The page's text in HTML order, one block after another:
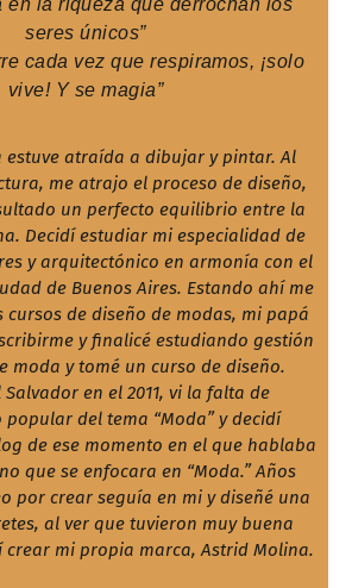
FacebookInstagram
SEARCH
AGAIN
en la riqueza que derrochan los
seres únicos”
cada vez que respiramos, ¡solo
vive! Y se magia”
estuve atraída a dibujar y pintar. Al
me atrajo el proceso de diseño,
un perfecto equilibrio entre la
Decidí estudiar mi especialidad de
y arquitectónico en armonía con el
de Buenos Aires. Estando ahí me
de diseño de modas, mi papá
y finalicé estudiando gestión
moda y tomé un curso de diseño.
Salvador en el 2011, vi la falta de
del tema “Moda” y decidí
de ese momento en el que hablaba
que se enfocara en “Moda.” Años
por crear seguía en mi y diseñé una
al ver que tuvieron muy buena
crear mi propia marca, Astrid Molina.